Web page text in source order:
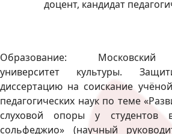
доцент, кандидат
Образование: Московский
университет культуры.
диссертацию на соискание
педагогических наук по теме
слуховой опоры у студентов
сольфеджио» (научный